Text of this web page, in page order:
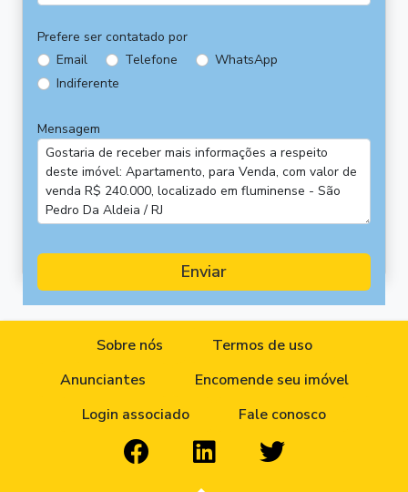
Prefere ser contatado por
Email
Telefone
WhatsApp
Indiferente
Mensagem
Enviar
Sobre nós
Termos de uso
Anunciantes
Encomende seu imóvel
Login associado
Fale conosco